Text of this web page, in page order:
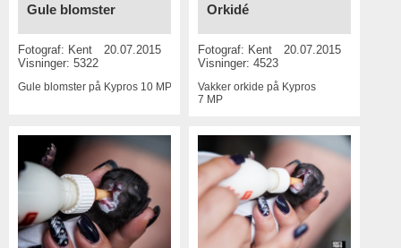
Gule blomster
Fotograf: Kent
20.07.2015
Visninger: 5322
Gule blomster på Kypros 10 MP
Orkidé
Fotograf: Kent
20.07.2015
Visninger: 4523
Vakker orkide på Kypros
7 MP